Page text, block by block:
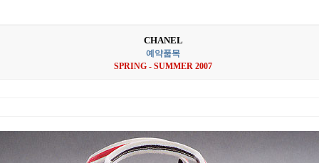
CHANEL
예약품목
SPRING - SUMMER 2007